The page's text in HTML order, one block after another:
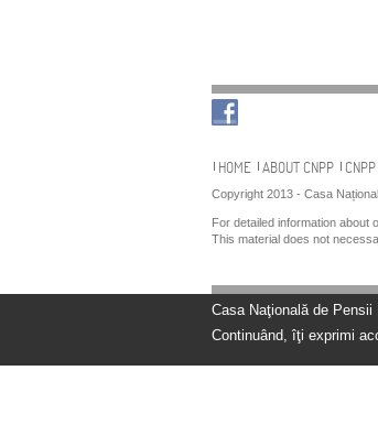
Navigation
HOME ABOUT CNPP
Copyright 2013 - Casa
For detailed information about
This material does not
Casa Naţională de
Continuând, îţi exprimi